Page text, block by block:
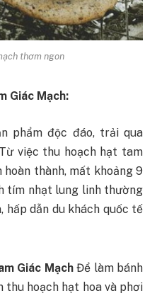
thơm ngon
Giác Mạch:
phẩm độc đáo, trải qua
việc thu hoạch hạt tam
thành, mất khoảng 9
tím nhạt lung linh thường
dẫn du khách quốc tế
Giác MạchĐể làm bánh
thu hoạch hạt hoa và phơi